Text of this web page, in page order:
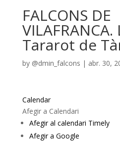
FALCONS DE
Tararot de
by @dmin_falcons | abr. 30,
Calendar
Afegir a Calendari
Afegir al calendari Timely
Afegir a Google